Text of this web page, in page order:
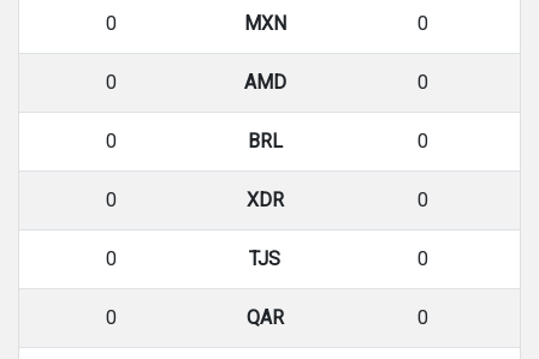
0 MXN 0
0 AMD 0
0 BRL 0
0 XDR 0
0 TJS 0
0 QAR 0